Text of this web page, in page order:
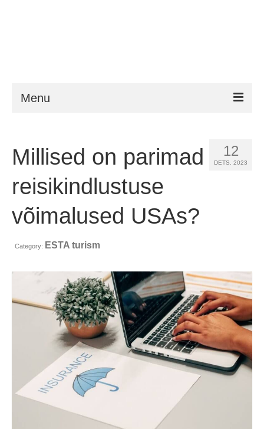
Menu
Nõuded
FAQ
ESTA abi
Uudised
Kontakt
Taotlemine
Eesti
Hrvatski(Croatian)
Čeština(Czech
Dansk
Nederlands
12
DETS. 2023
Millised on parimad
reisikindlustuse
võimalused USAs?
Category: ESTA turism